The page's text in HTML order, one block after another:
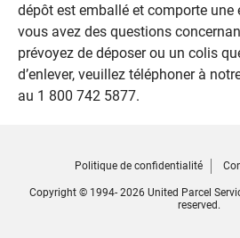
dépôt est emballé et comporte une
vous avez des questions
prévoyez de déposer ou un colis
d’enlever, veuillez téléphoner à
au 1 800 742 5877.
Politique de confidentialité
Copyright © 1994- 2026 United Parcel
reserved.